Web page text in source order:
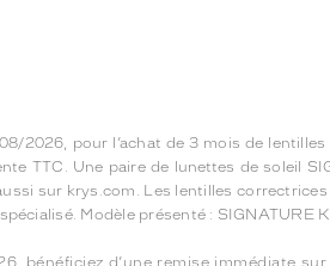
2026, pour l’achat de 3 mois de
TTC. Une paire de lunettes de soleil
sur krys.com. Les lentilles
Modèle présenté : SIGNATURE
bénéficiez d’une remise immédiate